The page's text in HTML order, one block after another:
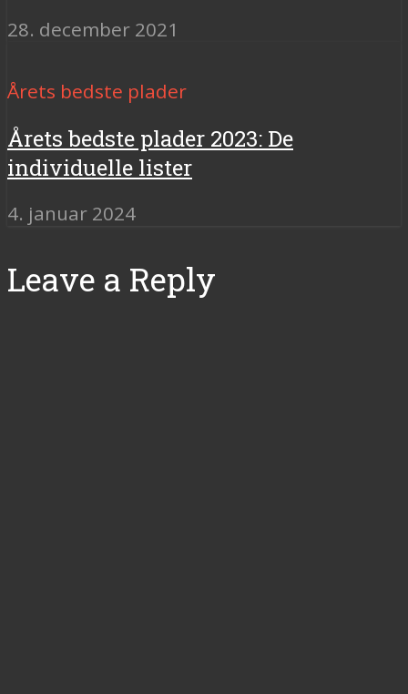
28. december 2021
Årets bedste plader
Årets bedste plader 2023: De
individuelle lister
4. januar 2024
Leave a Reply